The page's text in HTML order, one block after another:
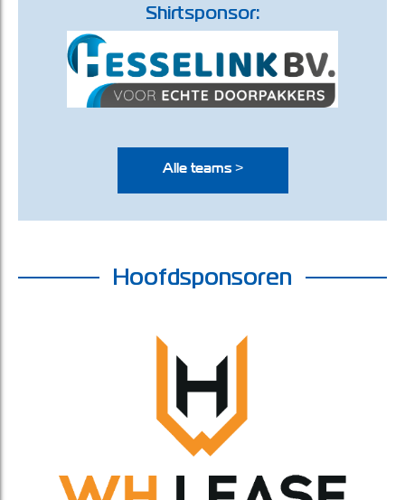
Shirtsponsor:
Alle teams >
Hoofdsponsoren